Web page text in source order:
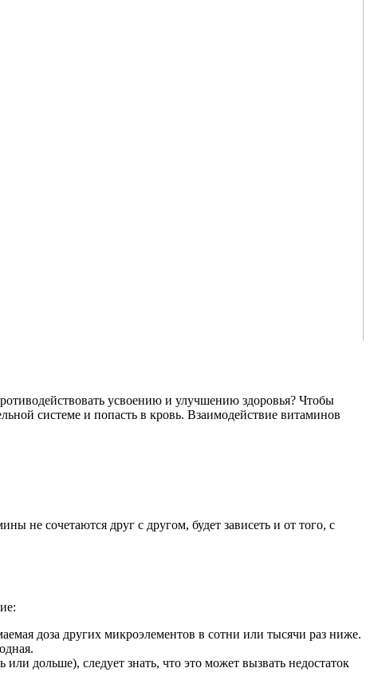
усвоению и улучшению здоровья? Чтобы
системе и попасть в кровь. Взаимодействие витаминов
не сочетаются друг с другом, будет зависеть и от того, с
доза других микроэлементов в сотни или тысячи раз ниже.
дольше), следует знать, что это может вызвать недостаток